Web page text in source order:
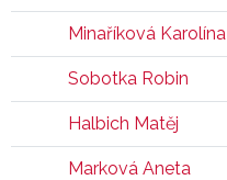
Minaříková Karolína
Sobotka Robin
Halbich Matěj
Marková Aneta